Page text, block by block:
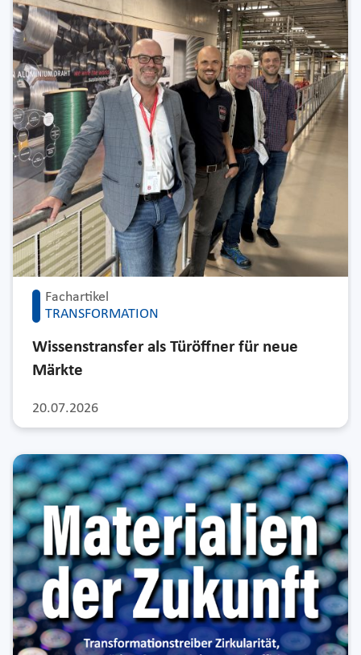
Fachartikel
TRANSFORMATION
20.07.2026
Wissenstransfer als Türöffner für neue
Märkte